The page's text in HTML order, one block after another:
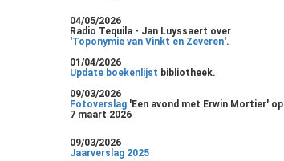
04/05/2026
Radio Tequila - Jan Luyssaert over
'Toponymie van Vinkt en Zeveren'.
01/04/2026
Update boekenlijst bibliotheek.
09/03/2026
Fotoverslag 'Een avond met Erwin Mortier' op
7 maart 2026
09/03/2026
Jaarverslag 2025